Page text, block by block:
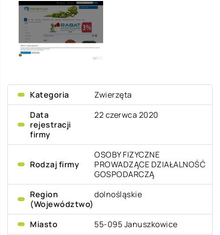
Kategoria
Zwierzęta
Data
rejestracji
firmy
22 czerwca 2020
Rodzaj firmy
OSOBY FIZYCZNE
PROWADZĄCE DZIAŁALNOŚĆ
GOSPODARCZĄ
Region
(Województwo)
dolnośląskie
Miasto
55-095 Januszkowice